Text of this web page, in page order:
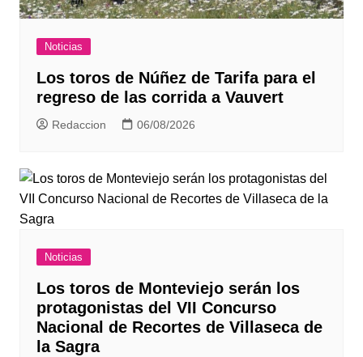
Noticias
Los toros de Núñez de Tarifa para el
regreso de las corrida a Vauvert
Redaccion 06/08/2026
Noticias
Los toros de Monteviejo serán los
protagonistas del VII Concurso
Nacional de Recortes de Villaseca de
la Sagra